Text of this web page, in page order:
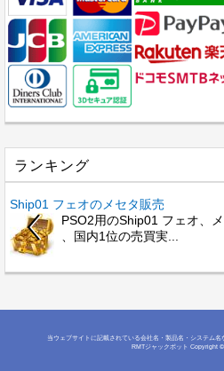
ランキング
Ship01 フェオのメセタ販売
PSO2用のShip01 フェオ、
、国内1位の売買実...
当ウェブサイトに記載されている会社名・製品名・システム名
RMTジャックポット Copyright